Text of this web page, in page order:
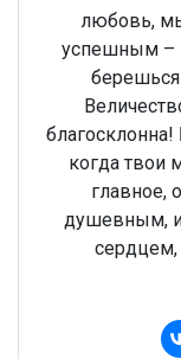
любовь,
успешным –
когда твои
главное,
душевным,